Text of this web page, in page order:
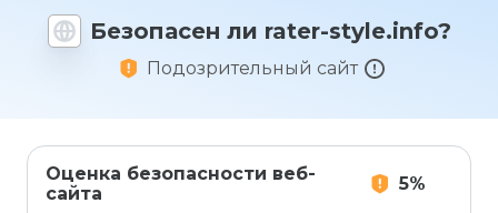
Безопасен ли rater-style.info?
Подозрительный сайт
Оценка безопасности веб-
сайта
5%
сайт от
1 до 5?